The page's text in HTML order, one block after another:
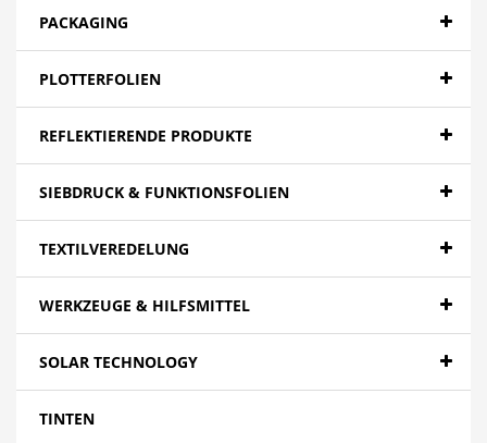
PACKAGING
PLOTTERFOLIEN
REFLEKTIERENDE PRODUKTE
SIEBDRUCK & FUNKTIONSFOLIEN
TEXTILVEREDELUNG
WERKZEUGE & HILFSMITTEL
SOLAR TECHNOLOGY
TINTEN